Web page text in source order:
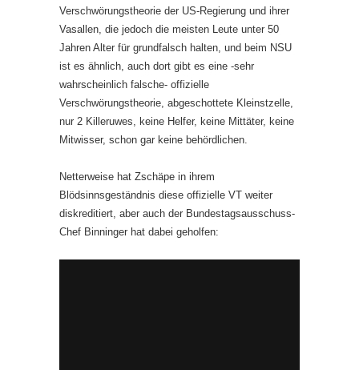
Verschwörungstheorie der US-Regierung und ihrer
Vasallen, die jedoch die meisten Leute unter 50
Jahren Alter für grundfalsch halten, und beim NSU
ist es ähnlich, auch dort gibt es eine -sehr
wahrscheinlich falsche- offizielle
Verschwörungstheorie, abgeschottete Kleinstzelle,
nur 2 Killeruwes, keine Helfer, keine Mittäter, keine
Mitwisser, schon gar keine behördlichen.
Netterweise hat Zschäpe in ihrem
Blödsinnsgeständnis diese offizielle VT weiter
diskreditiert, aber auch der Bundestagsausschuss-
Chef Binninger hat dabei geholfen: